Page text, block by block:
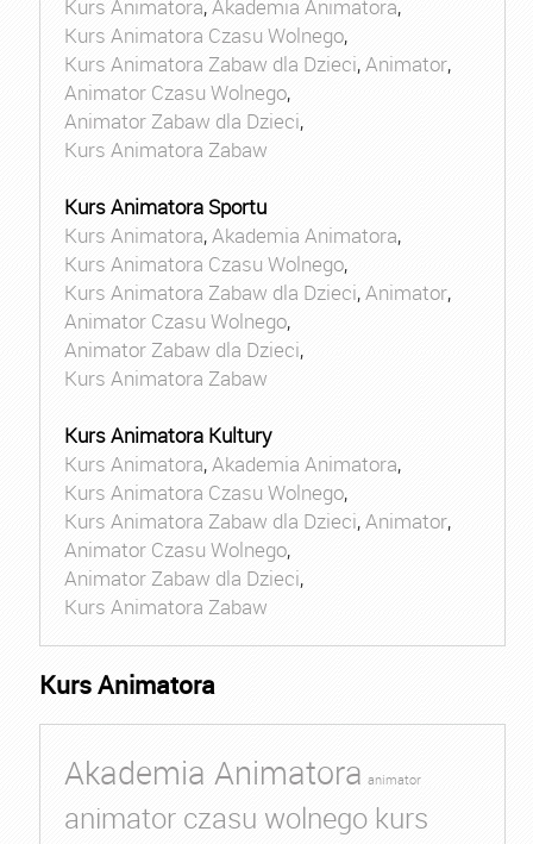
Kurs Animatora,Akademia Animatora,
Kurs Animatora Czasu Wolnego,
Kurs Animatora Zabaw dla Dzieci,Animator,
Animator Czasu Wolnego,
Animator Zabaw dla Dzieci,
Kurs Animatora Zabaw
Kurs Animatora Sportu
Kurs Animatora,Akademia Animatora,
Kurs Animatora Czasu Wolnego,
Kurs Animatora Zabaw dla Dzieci,Animator,
Animator Czasu Wolnego,
Animator Zabaw dla Dzieci,
Kurs Animatora Zabaw
Kurs Animatora Kultury
Kurs Animatora,Akademia Animatora,
Kurs Animatora Czasu Wolnego,
Kurs Animatora Zabaw dla Dzieci,Animator,
Animator Czasu Wolnego,
Animator Zabaw dla Dzieci,
Kurs Animatora Zabaw
Kurs Animatora
Akademia Animatora animator
animator czasu wolnego kurs